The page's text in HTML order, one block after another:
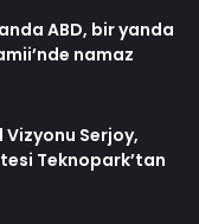
ABD, bir yanda
namaz
Serjoy,
Teknopark’tan